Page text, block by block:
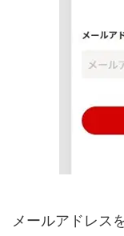
メールアドレス